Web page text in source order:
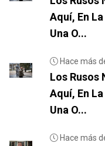
Aquí, En
Una O...
Hace más
Los Rusos
Aquí, En
Una O...
Hace más